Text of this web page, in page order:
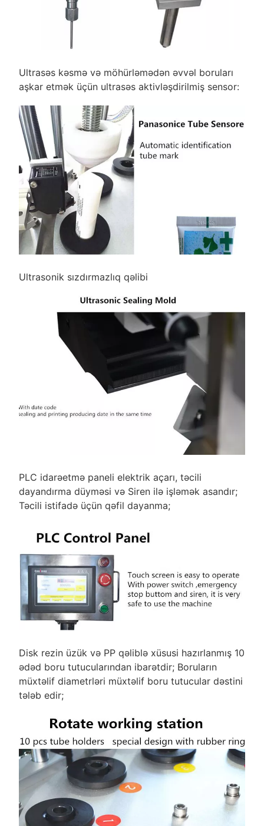
Ultrasəs kəsmə və möhürləmədən əvvəl boruları
aşkar etmək üçün ultrasəs aktivləşdirilmiş sensor:
Ultrasonik sızdırmazlıq qəlibi
PLC idarəetmə paneli elektrik açarı, təcili
dayandırma düyməsi və Siren ilə işləmək asandır;
Təcili istifadə üçün qəfil dayanma;
Disk rezin üzük və PP qəliblə xüsusi hazırlanmış 10
ədəd boru tutucularından ibarətdir; Boruların
müxtəlif diametrləri müxtəlif boru tutucular dəstini
tələb edir;